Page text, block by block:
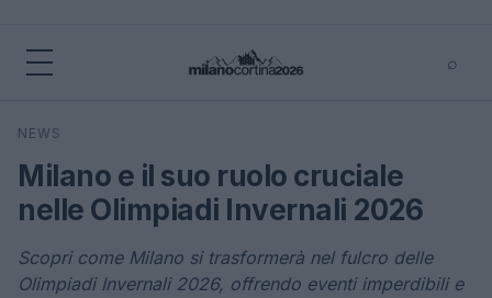
⌕
Cerca
NEWS
Milano e il suo ruolo cruciale
nelle Olimpiadi Invernali 2026
Scopri come Milano si trasformerà nel fulcro delle
Olimpiadi Invernali 2026, offrendo eventi imperdibili e